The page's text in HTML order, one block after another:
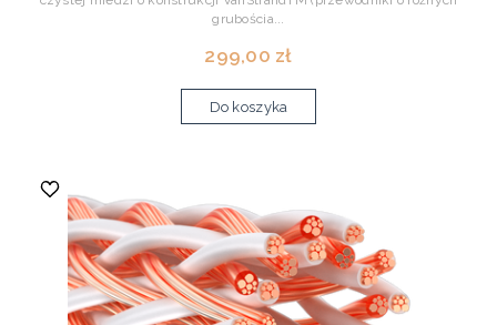
grubościa...
299,00 zł
Do koszyka